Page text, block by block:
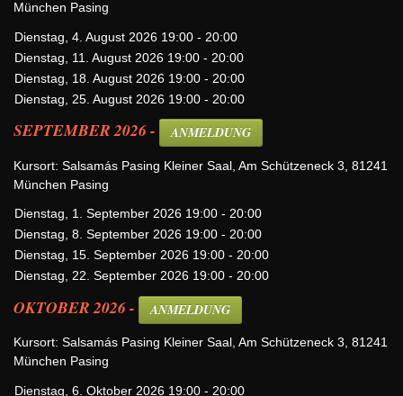
München Pasing
Dienstag, 4. August 2026 19:00 - 20:00
Dienstag, 11. August 2026 19:00 - 20:00
Dienstag, 18. August 2026 19:00 - 20:00
Dienstag, 25. August 2026 19:00 - 20:00
SEPTEMBER 2026 - ANMELDUNG
Kursort: Salsamás Pasing Kleiner Saal, Am Schützeneck 3, 81241
München Pasing
Dienstag, 1. September 2026 19:00 - 20:00
Dienstag, 8. September 2026 19:00 - 20:00
Dienstag, 15. September 2026 19:00 - 20:00
Dienstag, 22. September 2026 19:00 - 20:00
OKTOBER 2026 - ANMELDUNG
Kursort: Salsamás Pasing Kleiner Saal, Am Schützeneck 3, 81241
München Pasing
Dienstag, 6. Oktober 2026 19:00 - 20:00